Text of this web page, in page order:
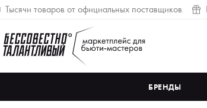
Тысячи товаров от официальных поставщиков
БРЕНДЫ